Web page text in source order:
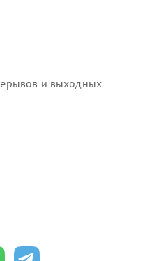
и выходных